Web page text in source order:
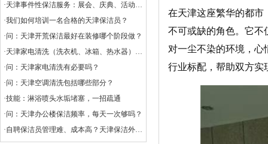
·天津事件性保洁服务：展会、庆典、活动的专业保障
·我们如何培训一名合格的天津保洁员？
·问：天津开荒保洁最好在装修哪个阶段做？
·天津家电清洗（洗衣机、冰箱、热水器）服务上线
·问：天津家电清洗有必要吗？
·问：天津空调清洗包括哪些部分？
·技能：淋浴喷头水垢堵塞，一招疏通
·问：天津办公楼保洁频率，每天一次够吗？
·自聘保洁员管理难、成本高？天津保洁外包是出路
在天津这座繁华的都市
不可或缺的角色。它不
对一尘不染的环境，
行业标配，帮助双方实